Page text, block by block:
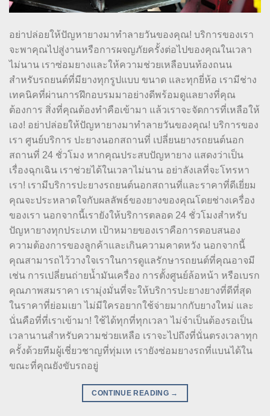
อย่าปล่อยให้ปัญหายางมาทำลายวันของคุณ! บริการของเรา
จะพาคุณไปสู่งานหรือการผจญภัยครั้งต่อไปของคุณในเวลา
ไม่นาน เราซ่อมยางและให้ความช่วยเหลือบนท้องถนน
สำหรับรถยนต์ที่มียางทุกรูปแบบ ขนาด และทุกยี่ห้อ เรามีช่าง
เทคนิคที่ผ่านการฝึกอบรมมาอย่างดีพร้อมดูแลยางที่คุณ
ต้องการ สิ่งที่คุณต้องทำคือเข้ามา แล้วเราจะจัดการที่เหลือให้
เอง! อย่าปล่อยให้ปัญหายางมาทำลายวันของคุณ! บริการของ
เรา ศูนย์บริการ ปะยางนอกสถานที่ เปลี่ยนยางรถยนต์นอก
สถานที่ 24 ชั่วโมง หากคุณประสบปัญหายาง แสดงว่าเป็น
เรื่องฉุกเฉิน เราช่วยได้ในเวลาไม่นาน อย่าลังเลที่จะโทรหา
เรา! เรามีบริการปะยางรถยนต์นอกสถานที่และราคาที่ดีเยี่ยม
คุณจะประหลาดใจกับผลลัพธ์ของยางของคุณโดยช่างเครื่อง
ของเรา นอกจากนี้เรายังให้บริการตลอด 24 ชั่วโมงสำหรับ
ปัญหายางทุกประเภท เป้าหมายของเราคือการตอบสนอง
ความต้องการของลูกค้าและเกินความคาดหวัง นอกจากนี้
คุณสามารถไว้วางใจเราในการดูแลรักษารถยนต์ที่คุณอาจมี
เช่น การเปลี่ยนถ่ายน้ำมันเครื่อง การตั้งศูนย์ล้อหน้า หรือเบรก
คุณภาพสมราคา เรามุ่งมั่นที่จะให้บริการปะยางยางที่ดีที่สุด
ในราคาที่ย่อมเยา ไม่มีใครอยากใช้จ่ายมากกับยางใหม่ และ
นั่นคือที่ที่เราเข้ามา! ใช้ได้ทุกที่ทุกเวลา ไม่จำเป็นต้องรอเป็น
เวลานานสำหรับความช่วยเหลือ เราจะไปถึงที่นั่นตรงเวลาทุก
ครั้งด้วยทีมผู้เชี่ยวชาญที่ทุ่มเท เรายังซ่อมยางรถที่แบนได้ใน
ขณะที่คุณยังขับรถอยู่
CONTINUE READING →